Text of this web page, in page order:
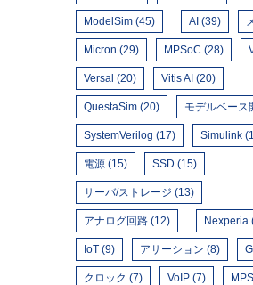
ModelSim (45) AI (39)
Micron (29) MPSoC (28)
Versal (20) Vitis AI (20)
QuestaSim (20) モデルベース
SystemVerilog (17) Simulink
電源 (15) SSD (15)
サーバ/ストレージ (13)
アナログ回路 (12) Nexperia
IoT (9) アサーション (8)
クロック (7) VoIP (7)